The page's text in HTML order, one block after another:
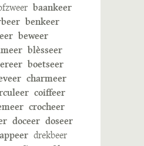
baankeer
benkeer
beweer
blèsseer
boetseer
charmeer
coiffeer
crocheer
doceer doseer
drekbeer